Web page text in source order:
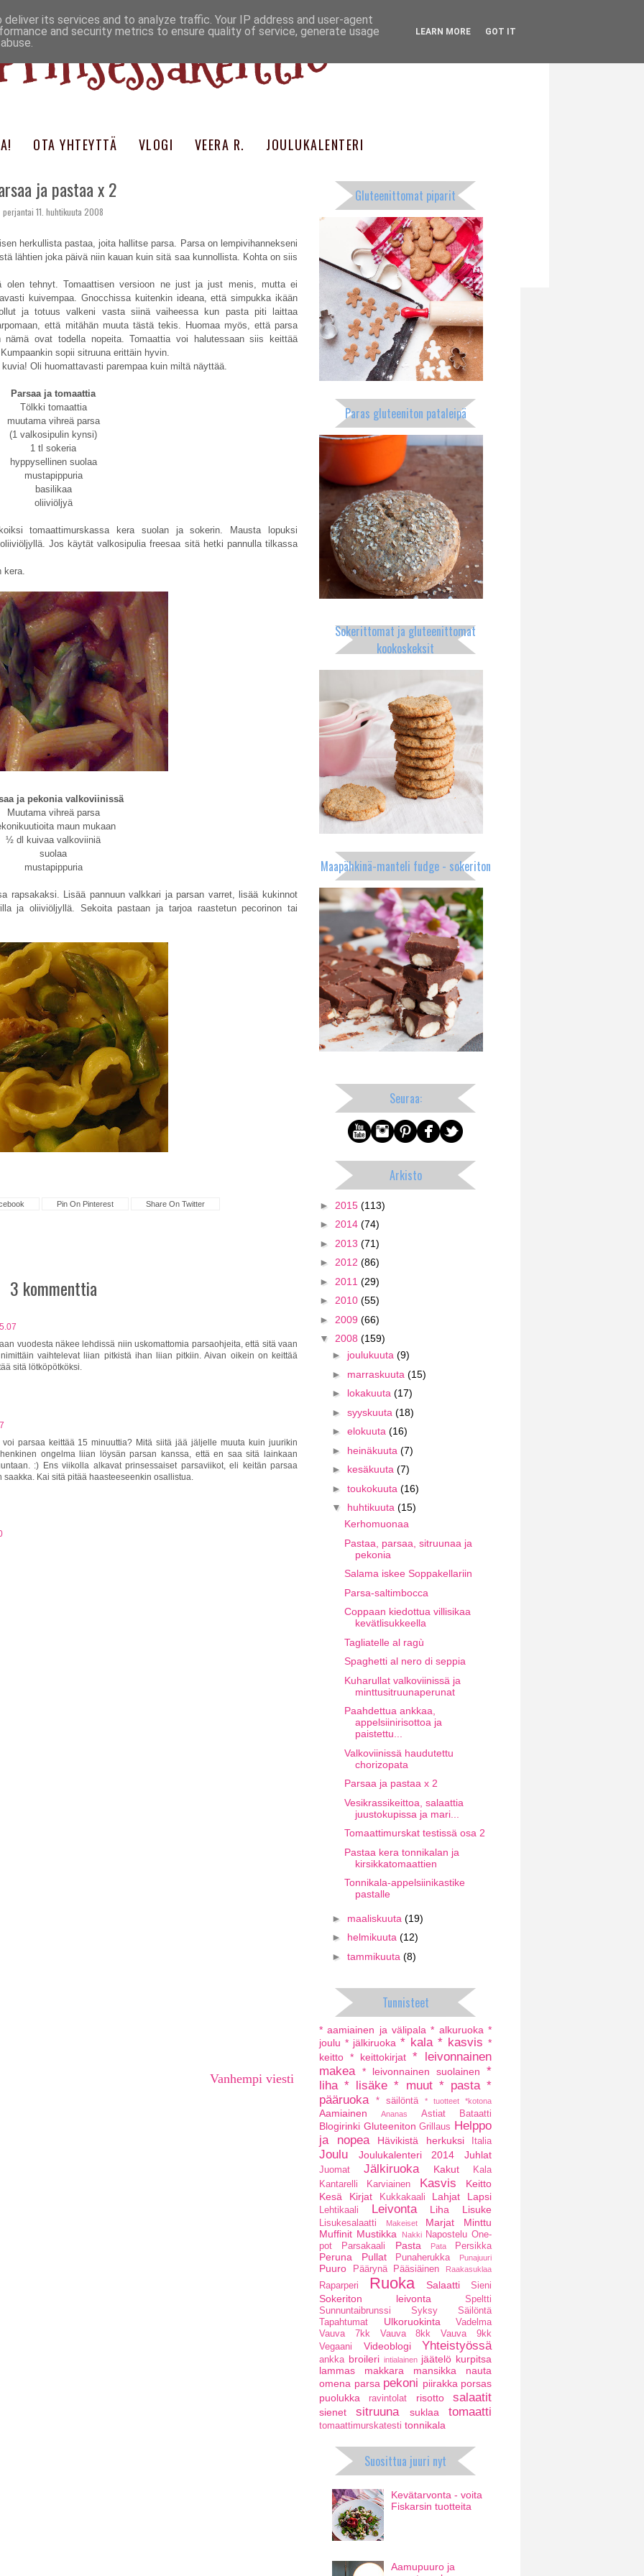
OTA YHTEYTTÄ VLOGI VEERA R. JOULUKALENTERI
ja pastaa x 2
perjantai 11. huhtikuuta 2008
herkullista pastaa, joita hallitse parsa. Parsa on lempivihannekseni
lähtien joka päivä niin kauan kuin sitä saa kunnollista. Kohta on siis
olen tehnyt. Tomaattisen versioon ne just ja just menis, mutta ei
kuivempaa. Gnocchissa kuitenkin ideana, että simpukka ikään
ja totuus valkeni vasta siinä vaiheessa kun pasta piti laittaa
että mitähän muuta tästä tekis. Huomaa myös, että parsa
nämä ovat todella nopeita. Tomaattia voi halutessaan siis keittää
sopii sitruuna erittäin hyvin.
Oli huomattavasti parempaa kuin miltä näyttää.
Parsaa ja tomaattia
Tölkki tomaattia
muutama vihreä parsa
(1 valkosipulin kynsi)
1 tl sokeria
hyppysellinen suolaa
mustapippuria
basilikaa
oliiviöljyä
tomaattimurskassa kera suolan ja sokerin. Mausta lopuksi
Jos käytät valkosipulia freesaa sitä hetki pannulla tilkassa
kera.
ja pekonia valkoviinissä
Muutama vihreä parsa
maun mukaan
½ dl kuivaa valkoviiniä
suolaa
mustapippuria
rapsakaksi. Lisää pannuun valkkari ja parsan varret, lisää kukinnot
ja oliiviöljyllä. Sekoita pastaan ja tarjoa raastetun pecorinon tai
Pin On Pinterest Share On Twitter
3 kommenttia
vuodesta näkee lehdissä niin uskomattomia parsaohjeita, että sitä vaan
vaihtelevat liian pitkistä ihan liian pitkiin. Aivan oikein on keittää
sitä lötköpötköksi.
parsaa keittää 15 minuuttia? Mitä siitä jää jäljelle muuta kuin juurikin
ongelma liian löysän parsan kanssa, että en saa sitä lainkaan
:) Ens viikolla alkavat prinsessaiset parsaviikot, eli keitän parsaa
Kai sitä pitää haasteeseenkin osallistua.
Vanhempi viesti
Gluteenittomat piparit
Paras gluteeniton pataleipä
Sokerittomat ja gluteenittomat
kookoskeksit
Maapähkinä-manteli fudge - sokeriton
Seuraa:
Arkisto
► 2015 (113)
► 2014 (74)
► 2013 (71)
► 2012 (86)
► 2011 (29)
► 2010 (55)
► 2009 (66)
▼ 2008 (159)
► joulukuuta (9)
► marraskuuta (15)
► lokakuuta (17)
► syyskuuta (18)
► elokuuta (16)
► heinäkuuta (7)
► kesäkuuta (7)
► toukokuuta (16)
▼ huhtikuuta (15)
Kerhomuonaa
Pastaa, parsaa, sitruunaa ja
pekonia
Salama iskee Soppakellariin
Parsa-saltimbocca
Coppaan kiedottua villisikaa
kevätlisukkeella
Tagliatelle al ragù
Spaghetti al nero di seppia
Kuharullat valkoviinissä ja
minttusitruunaperunat
Paahdettua ankkaa,
appelsiinirisottoa ja
paistettu...
Valkoviinissä haudutettu
chorizopata
Parsaa ja pastaa x 2
Vesikrassikeittoa, salaattia
juustokupissa ja mari...
Tomaattimurskat testissä osa 2
Pastaa kera tonnikalan ja
kirsikkatomaattien
Tonnikala-appelsiinikastike
pastalle
► maaliskuuta (19)
► helmikuuta (12)
► tammikuuta (8)
Tunnisteet
* aamiainen ja välipala * alkuruoka *
joulu * jälkiruoka * kala * kasvis *
keitto * keittokirjat * leivonnainen
makea
* leivonnainen suolainen
*
liha * lisäke * muut * pasta *
pääruoka
* säilöntä * tuotteet *kotona
Aamiainen Ananas Astiat Bataatti
Blogirinki Gluteeniton Grillaus Helppo
ja nopea
Hävikistä herkuksi Italia
Joulu Joulukalenteri 2014 Juhlat
Juomat Jälkiruoka Kakut
Kala
Kantarelli
Karviainen Kasvis
Keitto
Kesä
Kirjat Kukkakaali Lahjat Lapsi
Lehtikaali Leivonta Liha Lisuke
Lisukesalaatti Makeiset Marjat
Minttu
Muffinit Mustikka Nakki Napostelu One-
pot
Parsakaali Pasta Pata Persikka
Peruna Pullat Punaherukka Punajuuri
Puuro Päärynä Pääsiäinen Raakasuklaa
Raparperi Ruoka Salaatti Sieni
Sokeriton leivonta
Speltti
Sunnuntaibrunssi
Syksy
Säilöntä
Tapahtumat
Ulkoruokinta
Vadelma
Vauva 7kk
Vauva 8kk
Vauva 9kk
Vegaani
Videoblogi Yhteistyössä
ankka broileri intialainen jäätelö kurpitsa
lammas
makkara mansikka
nauta
omena parsa pekoni piirakka porsas
puolukka
ravintolat risotto salaatit
sienet sitruuna suklaa tomaatti
tomaattimurskatesti tonnikala
Suosittua juuri nyt
Kevätarvonta - voita
Fiskarsin tuotteita
Aamupuuro ja
its services and to analyze traffic. Your IP address and user-agent
and security metrics to ensure quality of service, generate usage
LEARN MORE GOT IT